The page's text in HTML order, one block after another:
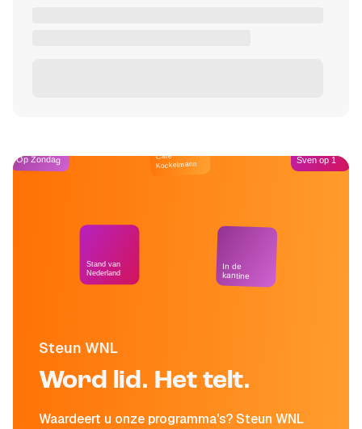
Steun WNL
Word lid. Het telt.
Waardeert u onze programma's? Steun WNL
Op Zondag
Stand van
Nederland
Café
Kockelmann
In de
kantine
Sven op 1